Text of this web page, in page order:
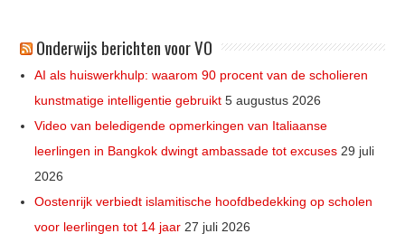
Onderwijs berichten voor VO
AI als huiswerkhulp: waarom 90 procent van de scholieren
kunstmatige intelligentie gebruikt 5 augustus 2026
Video van beledigende opmerkingen van Italiaanse
leerlingen in Bangkok dwingt ambassade tot excuses 29 juli
2026
Oostenrijk verbiedt islamitische hoofdbedekking op scholen
voor leerlingen tot 14 jaar 27 juli 2026